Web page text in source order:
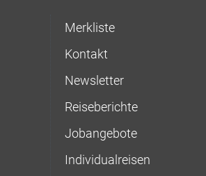
Merkliste
Kontakt
Newsletter
Reiseberichte
Jobangebote
Individualreisen